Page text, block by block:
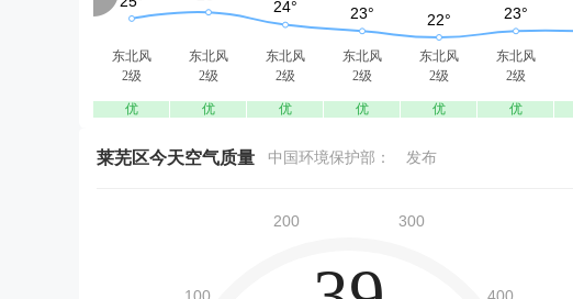
东北风
2级
优
东北风
2级
优
东北风
2级
优
东北风
2级
优
东北风
2级
优
东北风
2级
优
莱芜区今天空气质量 中国环境保护部： 发布